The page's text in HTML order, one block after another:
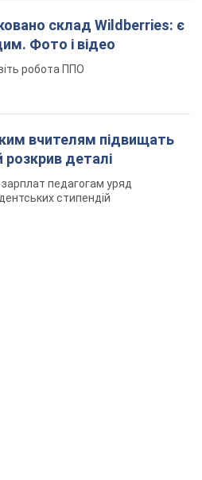
склад Wildberries: є
Фото і відео
робота ППО
вчителям підвищать
деталі
педагогам уряд
стипендій